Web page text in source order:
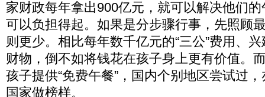
家财政每年拿出900亿元，就可以解决他们
可以负担得起。如果是分步骤行事，先照顾
则更少。相比每年数千亿元的“三公”费用、
财物，倒不如将钱花在孩子身上更有价值。
孩子提供“免费午餐”，国内个别地区尝试过
国家做榜样。